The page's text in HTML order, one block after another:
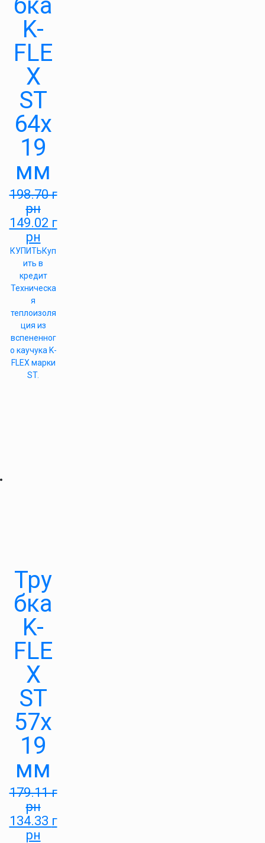
бка
K-
FLE
X
ST
64х
19
мм
198.70г
рн
149.02 г
рн
КУПИТЬКуп
ить в
кредит
Техническа
я
теплоизоля
ция из
вспененног
о каучука K-
FLEX марки
ST.
Тру
бка
K-
FLE
X
ST
57х
19
мм
179.11г
рн
134.33 г
рн